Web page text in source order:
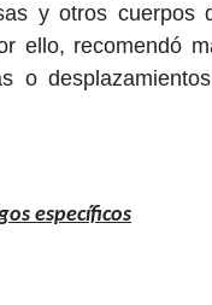
y otros cuerpos
ello, recomendó
o
específicos